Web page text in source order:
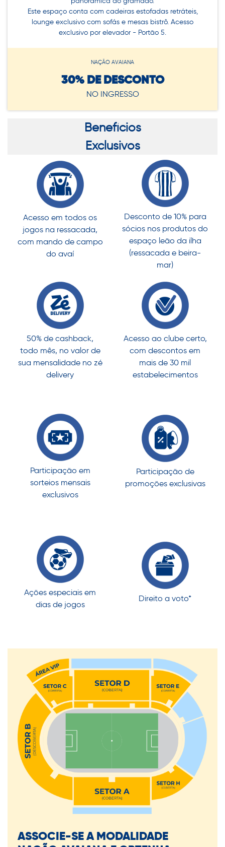
Este espaço conta com cadeiras estofadas retráteis,
lounge exclusivo com sofás e mesas bistrô. Acesso
exclusivo por elevador - Portão 5.
NAÇÃO AVAIANA
30% DE DESCONTO
NO INGRESSO
Benefícios
Exclusivos
Acesso em todos os
jogos na ressacada,
com mando de campo
do avaí
Desconto de 10% para
sócios nos produtos do
espaço leão da ilha
(ressacada e beira-
mar)
50% de cashback,
todo mês, no valor de
sua mensalidade no zé
delivery
Acesso ao clube certo,
com descontos em
mais de 30 mil
estabelecimentos
Participação em
sorteios mensais
exclusivos
Participação de
promoções exclusivas
Ações especiais em
dias de jogos
Direito a voto*
ASSOCIE-SE A MODALIDADE